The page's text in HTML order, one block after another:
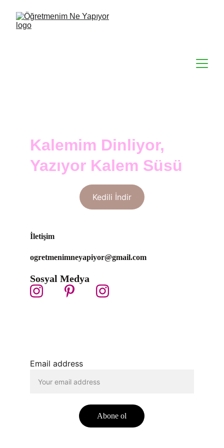
Kalemim Dinliyor,
Yazıyor Kalem Süsü
Kedili İndir
İletişim
ogretmenimneyapiyor@gmail.com
Sosyal Medya
Email address
Abone ol